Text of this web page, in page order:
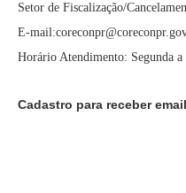
Setor de Fiscalização/
E-
Horário Atendimento: Segunda a
Cadastro para receber